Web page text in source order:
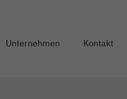
Unternehmen Kontakt